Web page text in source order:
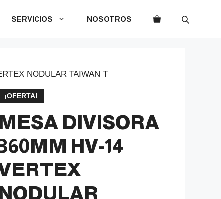
SERVICIOS NOSOTROS
NODULAR TAIWAN T
¡OFERTA!
MESA DIVISORA
HV-14
NODULAR